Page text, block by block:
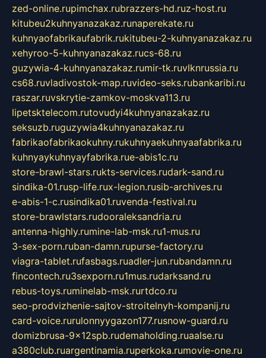
zed-online.rupimchax.rubrazzers-hd.ruz-host.ru
kitubeu2kuhnyanazakaz.runaperekate.ru
kuhnyaofabrikaufabrik.rukitubeu-2-kuhnyanazakaz.ru
xehyroo-5-kuhnyanazakaz.rucs-68.ru
guzywia-4-kuhnyanazakaz.rumir-tk.ruvlknrussia.ru
cs68.ruvladivostok-map.ruvideo-seks.rubankaribi.ru
raszar.ruvskrytie-zamkov-moskva113.ru
lipetsktelecom.rutovudyi4kuhnyanazakaz.ru
seksuzb.ruguzywia4kuhnyanazakaz.ru
fabrikaofabrikaokuhny.rukuhnyaekuhnyaafabrika.ru
kuhnyaykuhnyayfabrika.rue-abis1c.ru
store-brawl-stars.rukts-services.rudark-sand.ru
sindika-01.rusp-life.rux-legion.rusib-archives.ru
e-abis-1-c.rusindika01.ruvenda-festival.ru
store-brawlstars.rudooraleksandria.ru
antenna-highly.rumine-lab-msk.ru1-mus.ru
3-sex-porn.ruban-damn.rupurse-factory.ru
viagra-tablet.rufasbags.ruadler-jun.rubandamn.ru
fincontech.ru3sexporn.ru1mus.rudarksand.ru
rebus-toys.ruminelab-msk.rurtdco.ru
seo-prodvizhenie-sajtov-stroitelnyh-kompanij.ru
card-voice.rurulonnyygazon177.rusnow-guard.ru
domizbrusa-9x12spb.rudemaholding.ruaalse.ru
a380club.ruargentinamia.ruperkoka.rumovie-one.ru